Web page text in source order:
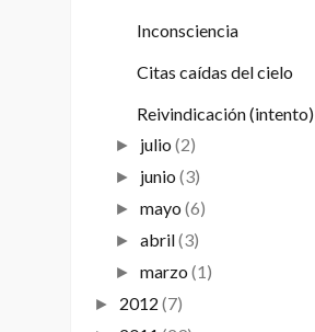
Inconsciencia
Citas caídas del cielo
Reivindicación (intento)
► julio (2)
► junio (3)
►mayo (6)
►abril(3)
►marzo (1)
► 2012 (7)